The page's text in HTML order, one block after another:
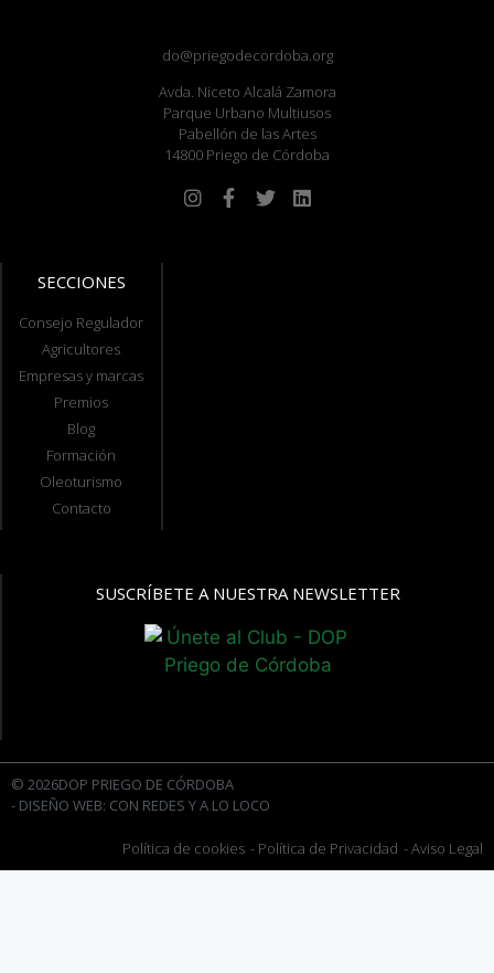
do@priegodecordoba.org
Avda. Niceto Alcalá Zamora
Parque Urbano Multiusos
Pabellón de las Artes
14800 Priego de Córdoba
SECCIONES
Consejo Regulador
Agricultores
Empresas y marcas
Premios
Blog
Formación
Oleoturismo
Contacto
SUSCRÍBETE A NUESTRA NEWSLETTER
© 2026DOP PRIEGO DE CÓRDOBA
- DISEÑO WEB: CON REDES Y A LO LOCO
Política de cookies - Política de Privacidad - Aviso Legal